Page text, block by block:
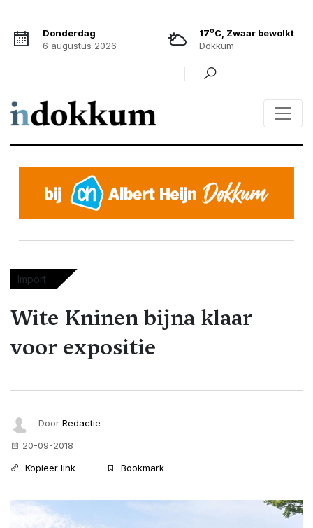
Donderdag
6 augustus 2026
17oC, Zwaar bewolkt
Dokkum
Import
Wite Kninen bijna klaar
voor expositie
Door Redactie
20-09-2018
Kopieer link
Bookmark